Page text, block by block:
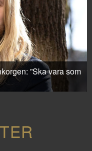
”Ska vara som